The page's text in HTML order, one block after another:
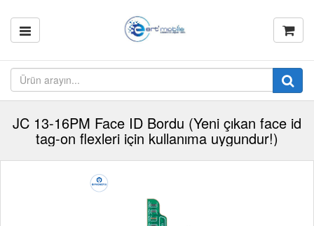
JC 13-16PM Face ID Bordu (Yeni çıkan face id
tag-on flexleri için kullanıma uygundur!)